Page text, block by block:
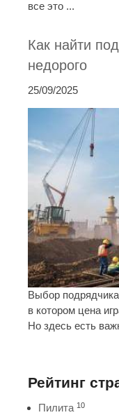
все это ...
Как найти
недорого
25/09/2025
Выбор
в котором цена
Но здесь есть
Рейтинг
Пилита 10